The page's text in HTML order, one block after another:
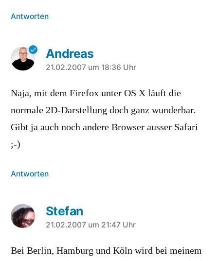
Antworten
Andreas
sagt:
21.02.2007 um 18:36 Uhr
Naja, mit dem Firefox unter OS X läuft die
normale 2D-Darstellung doch ganz wunderbar.
Gibt ja auch noch andere Browser ausser Safari
;-)
Antworten
Stefan
sagt:
21.02.2007 um 21:47 Uhr
Bei Berlin, Hamburg und Köln wird bei meinem